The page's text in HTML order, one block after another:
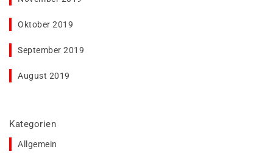
Oktober 2019
September 2019
August 2019
Kategorien
Allgemein